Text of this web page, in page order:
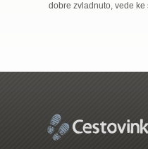
dobre zvladnuto, vede